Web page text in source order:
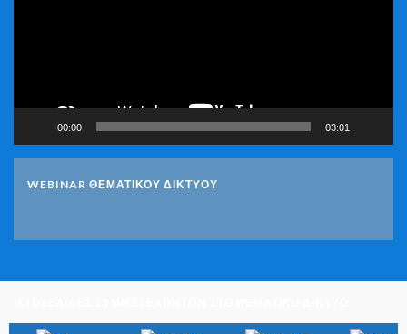
00:00 03:01
WEBINAR ΘΕΜΑΤΙΚΟΥ ΔΙΚΤΥΟΥ